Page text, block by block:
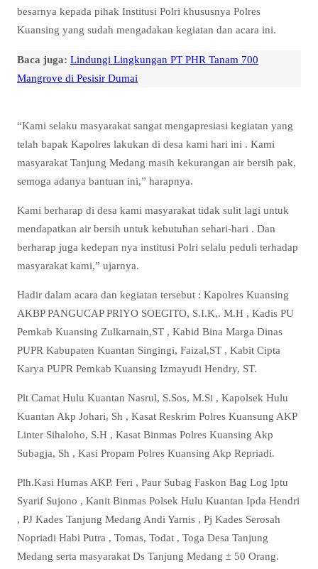
besarnya kepada pihak Institusi Polri khususnya Polres
Kuansing yang sudah mengadakan kegiatan dan acara ini.
Baca juga: Lindungi Lingkungan PT PHR Tanam 700
Mangrove di Pesisir Dumai
“Kami selaku masyarakat sangat mengapresiasi kegiatan yang
telah bapak Kapolres lakukan di desa kami hari ini . Kami
masyarakat Tanjung Medang masih kekurangan air bersih pak,
semoga adanya bantuan ini,” harapnya.
Kami berharap di desa kami masyarakat tidak sulit lagi untuk
mendapatkan air bersih untuk kebutuhan sehari-hari . Dan
berharap juga kedepan nya institusi Polri selalu peduli terhadap
masyarakat kami,” ujarnya.
Hadir dalam acara dan kegiatan tersebut : Kapolres Kuansing
AKBP PANGUCAP PRIYO SOEGITO, S.I.K,. M.H , Kadis PU
Pemkab Kuansing Zulkarnain,ST , Kabid Bina Marga Dinas
PUPR Kabupaten Kuantan Singingi, Faizal,ST , Kabit Cipta
Karya PUPR Pemkab Kuansing Izmayudi Hendry, ST.
Plt Camat Hulu Kuantan Nasrul, S.Sos, M.Si , Kapolsek Hulu
Kuantan Akp Johari, Sh , Kasat Reskrim Polres Kuansung AKP
Linter Sihaloho, S.H , Kasat Binmas Polres Kuansing Akp
Subagja, Sh , Kasi Propam Polres Kuansing Akp Repriadi.
Plh.Kasi Humas AKP. Feri , Paur Subag Faskon Bag Log Iptu
Syarif Sujono , Kanit Binmas Polsek Hulu Kuantan Ipda Hendri
, PJ Kades Tanjung Medang Andi Yarnis , Pj Kades Serosah
Nopriadi Habi Putra , Tomas, Todat , Toga Desa Tanjung
Medang serta masyarakat Ds Tanjung Medang ± 50 Orang.